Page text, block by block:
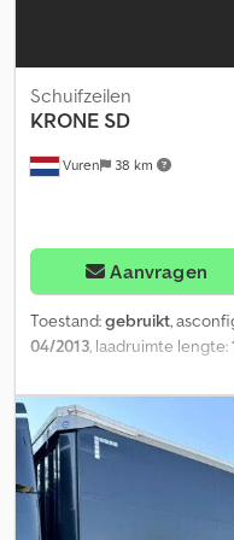
Vuren 38 km
Schuifzeilen
KRONE SD
Aanvragen
Toestand:gebruikt,
04/2013, laadruimte lengte:
totale breedte:2.550 mm,
lucht, bandenmaten: 385/
overig , Bouwjaar:2013,
accessoires = - EBS =
Laadvermogen: 32595 kg,
39000 kg, Soort chassis: